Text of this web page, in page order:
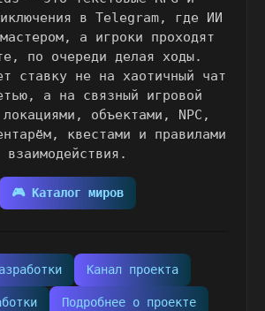
в Telegram, где ИИ
а игроки проходят
по очереди делая ходы.
ставку не на хаотичный чат
а на связный игровой
объектами, NPC,
квестами и правилами
взаимодействия.
🎮 Каталог миров
Канал проекта
Подробнее о проекте